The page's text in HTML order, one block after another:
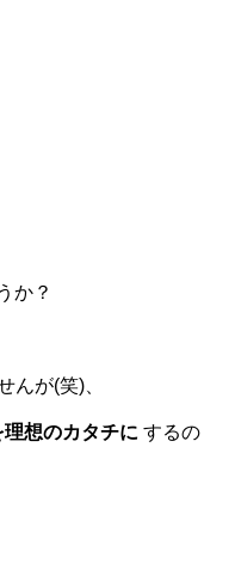
か？
んが(笑)、
想のカタチに するの